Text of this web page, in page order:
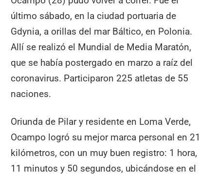
último sábado, en la ciudad portuaria de
Gdynia, a orillas del mar Báltico, en Polonia.
Allí se realizó el Mundial de Media Maratón,
que se había postergado en marzo a raíz del
coronavirus. Participaron 225 atletas de 55
naciones.
Oriunda de Pilar y residente en Loma Verde,
Ocampo logró su mejor marca personal en 21
kilómetros, con un muy buen registro: 1 hora,
11 minutos y 50 segundos, ubicándose en el